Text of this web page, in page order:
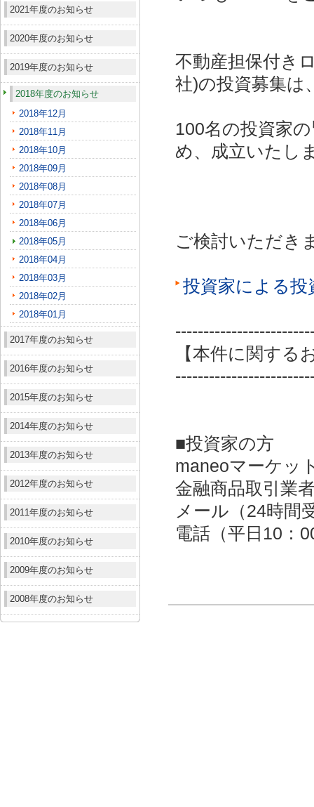
2021年度のお知らせ
2020年度のお知らせ
2019年度のお知らせ
2018年度のお知らせ
2018年12月
2018年11月
2018年10月
2018年09月
2018年08月
2018年07月
2018年06月
2018年05月
2018年04月
2018年03月
2018年02月
2018年01月
2017年度のお知らせ
2016年度のお知らせ
2015年度のお知らせ
2014年度のお知らせ
2013年度のお知らせ
2012年度のお知らせ
2011年度のお知らせ
2010年度のお知らせ
2009年度のお知らせ
2008年度のお知らせ
不動産担保付き
社)の投資募集は
100名の投資家
め、成立いたし
ご検討いただき
投資家による
【本件に関する
■投資家の方
maneoマーケッ
金融商品取引業
メール（24時間
電話（平日10：